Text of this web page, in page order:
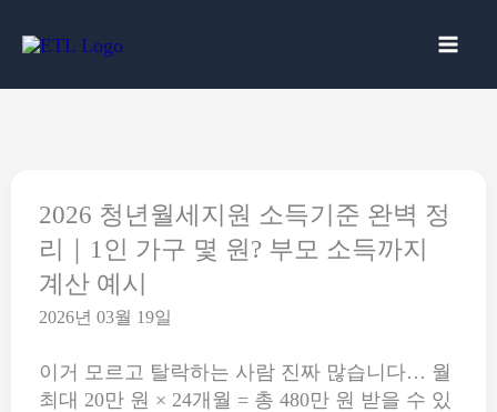
로
2026 청년월세지원 소득기준 완벽 정
리｜1인 가구 몇 원? 부모 소득까지
계산 예시
2026년 03월 19일
이거 모르고 탈락하는 사람 진짜 많습니다… 월
최대 20만 원 × 24개월 = 총 480만 원 받을 수 있